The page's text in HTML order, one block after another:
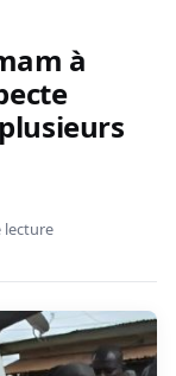
à
lecture